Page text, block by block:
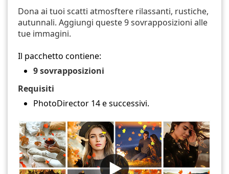
Dona ai tuoi scatti atmosftere rilassanti, rustiche,
autunnali. Aggiungi queste 9 sovrapposizioni alle
tue immagini.
Il pacchetto contiene:
9 sovrapposizioni
Requisiti
PhotoDirector 14 e successivi.